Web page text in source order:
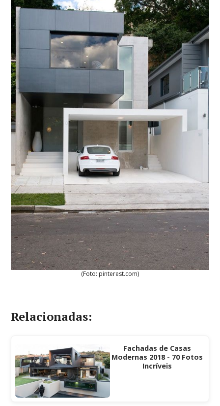
(Foto: pinterest.com)
Relacionadas:
Fachadas de Casas
Modernas 2018 - 70 Fotos
Incríveis